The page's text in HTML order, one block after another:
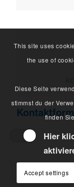
© Copyright - Ceno
This site uses
the use of
Diese Seite
stimmst du der
finden
Hier
Accept settings